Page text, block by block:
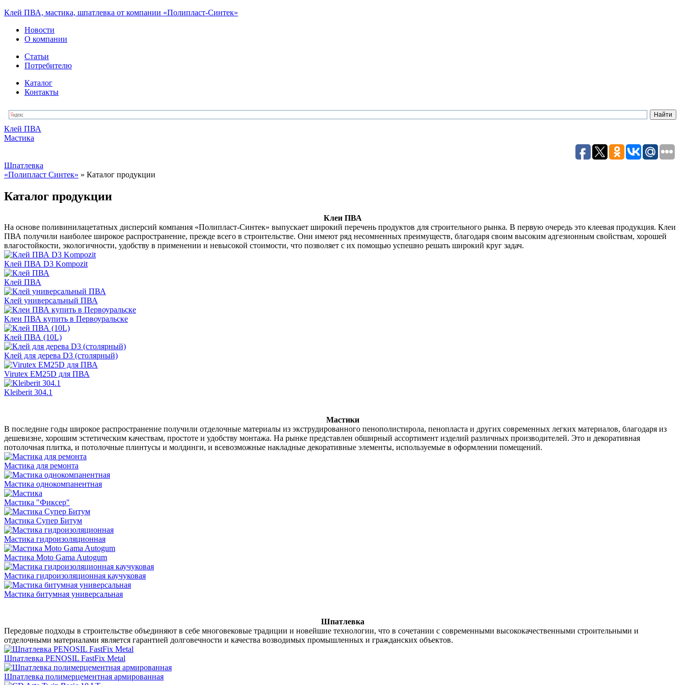
Клей ПВА, мастика, шпатлевка от компании «Полипласт-Синтек»
Новости
О компании
Статьи
Потребителю
Каталог
Контакты
Клей ПВА
Мастика
Шпатлевка
«Полипласт Синтек» » Каталог продукции
Каталог продукции
Клеи ПВА
На основе поливинилацетатных дисперсий компания «Полипласт-Синтек» выпускает широкий перечень продуктов для строительного рынка. В первую очередь это клеевая продукция. Клеи
ПВА получили наиболее широкое распространение, прежде всего в строительстве. Они имеют ряд несомненных преимуществ, благодаря своим высоким адгезионным свойствам, хорошей
влагостойкости, экологичности, удобству в применении и невысокой стоимости, что позволяет с их помощью успешно решать широкий круг задач.
Клей ПВА D3 Kompozit
Клей ПВА
Клей универсальный ПВА
Клеи ПВА купить в Первоуральске
Клей ПВА (10L)
Клей для дерева D3 (столярный)
Virutex EM25D для ПВА
Kleiberit 304.1
Мастики
В последние годы широкое распространение получили отделочные материалы из экструдированного пенополистирола, пенопласта и других современных легких материалов, благодаря из
дешевизне, хорошим эстетическим качествам, простоте и удобству монтажа. На рынке представлен обширный ассортимент изделий различных производителей. Это и декоративная
потолочная плитка, и потолочные плинтусы и молдинги, и всевозможные накладные декоративные элементы, используемые в оформлении помещений.
Мастика для ремонта
Мастика однокомпанентная
Мастика "Фиксер"
Мастика Супер Битум
Мастика гидроизоляционная
Мастика Moto Gama Autogum
Мастика гидроизоляционная каучуковая
Мастика битумная универсальная
Шпатлевка
Передовые подходы в строительстве объединяют в себе многовековые традиции и новейшие технологии, что в сочетании с современными высококачественными строительными и
отделочными материалами является гарантией долговечности и качества возводимых промышленных и гражданских объектов.
Шпатлевка PENOSIL FastFix Metal
Шпатлевка полимерцементная армированная